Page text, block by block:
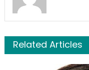
Related Articles